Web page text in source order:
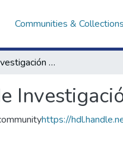
Communities & Collections
Dirección de Investigación e Innovación en Salud
https://